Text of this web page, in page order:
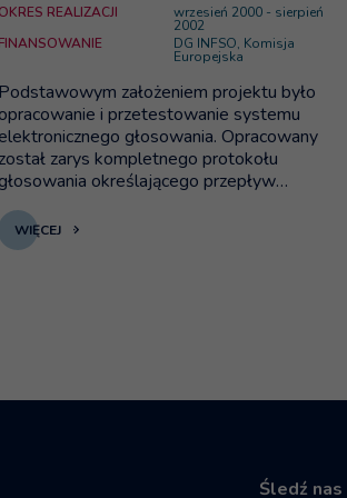
OKRES REALIZACJI wrzesień 2000 - sierpień
2002
FINANSOWANIE
DG INFSO, Komisja
Europejska
Podstawowym założeniem projektu było
opracowanie i przetestowanie systemu
elektronicznego głosowania. Opracowany
został zarys kompletnego protokołu
głosowania określającego przepływ
ze szczególnym
uwzględnieniem zasad kryptografii
opracowaniem bezpiecznego miejsca do
WIĘCEJ
Śledź nas